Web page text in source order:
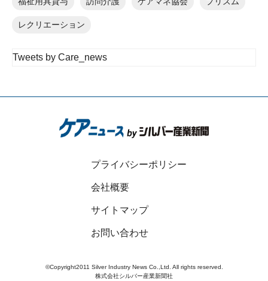
レクリエーション
Tweets by Care_news
プライバシーポリシー
会社概要
サイトマップ
お問い合わせ
©Copyright2011 Silver Industry News Co.,Ltd. All rights reserved.
株式会社シルバー産業新聞社